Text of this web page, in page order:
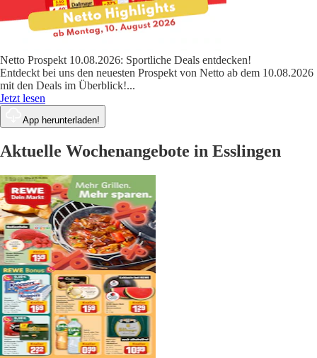
Netto Prospekt 10.08.2026: Sportliche Deals entdecken!
Entdeckt bei uns den neuesten Prospekt von Netto ab dem 10.08.2026
mit den Deals im Überblick!...
Jetzt lesen
App herunterladen!
Aktuelle Wochenangebote in Esslingen